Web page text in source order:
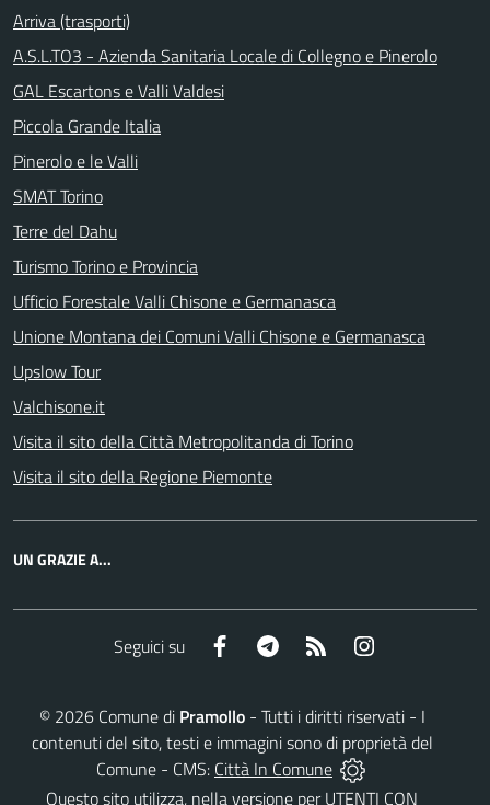
Arriva (trasporti)
A.S.L.TO3 - Azienda Sanitaria Locale di Collegno e Pinerolo
GAL Escartons e Valli Valdesi
Piccola Grande Italia
Pinerolo e le Valli
SMAT Torino
Terre del Dahu
Turismo Torino e Provincia
Ufficio Forestale Valli Chisone e Germanasca
Unione Montana dei Comuni Valli Chisone e Germanasca
Upslow Tour
Valchisone.it
Visita il sito della Città Metropolitanda di Torino
Visita il sito della Regione Piemonte
UN GRAZIE A...
Seguici su Facebook Telegram RSS
© 2026Comune di Pramollo- Tutti i diritti riservati - I
contenuti del sito, testi e immagini sono di proprietà del
Comune - CMS: Città In Comune
Questo sito utilizza, nella versione per UTENTI CON